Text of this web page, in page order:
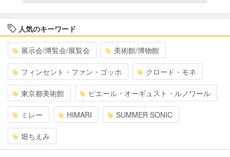
人気のキーワード
展示会/博覧会/展覧会 美術館/博物館
フィンセント・ファン・ゴッホ クロード・モネ
東京都美術館 ピエール・オーギュスト・ルノワール
ミレー HIMARI SUMMER SONIC
堀ちえみ